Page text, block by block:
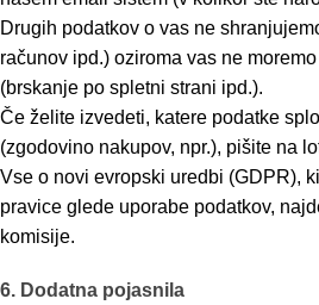
Drugih podatkov o vas ne
računov ipd.) oziroma vas ne
(brskanje po spletni strani ipd.).
Če želite izvedeti, katere podatke
(zgodovino nakupov, npr.), pišite na
Vse o novi evropski uredbi (GDPR),
pravice glede uporabe podatkov,
komisije.
6. Dodatna pojasnila